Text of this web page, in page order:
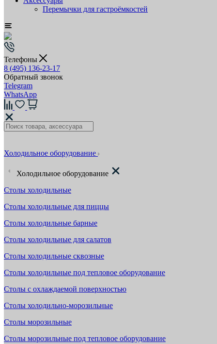
Перемычки для гастроёмкостей
Телефоны
8 (495) 136-23-17
Обратный звонок
Telegram
WhatsApp
Холодильное оборудование
Холодильное оборудование
Столы холодильные
Столы холодильные для пиццы
Столы холодильные барные
Столы холодильные для салатов
Столы холодильные сквозные
Столы холодильные под тепловое оборудование
Столы с охлаждаемой поверхностью
Столы холодильно-морозильные
Столы морозильные
Столы морозильные под тепловое оборудование